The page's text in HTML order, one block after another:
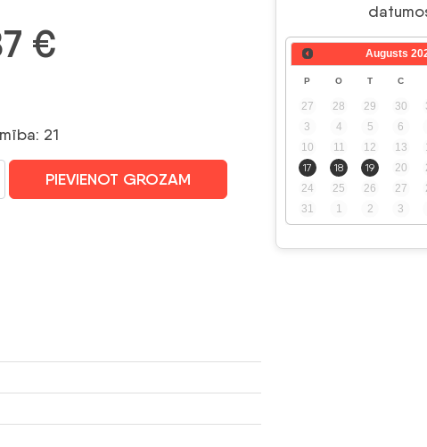
Augusts
P O T C
27 28 29 30
3
4 5 6
10
11 12 13
17
18 19 20
24
25 26 27
31
1 2 3
€
21
PIEVIENOT GROZAM